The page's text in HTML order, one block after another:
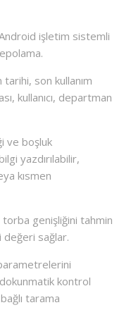
işletim sistemli
son kullanım
kullanıcı, departman
ve boşluk
yazdırılabilir,
kısmen
genişliğini tahmin
değeri sağlar.
kontrol
tarama